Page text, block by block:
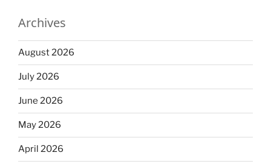
Archives
August 2026
July 2026
June 2026
May 2026
April 2026